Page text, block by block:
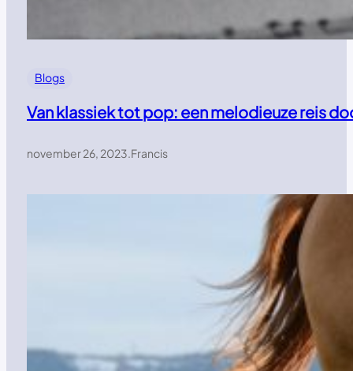
Blogs
Van klassiek tot pop: een melodieuze reis
november 26, 2023.Francis